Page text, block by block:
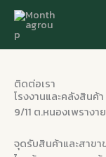
Skip
content
ติดต่อเรา
โรงงานและคลังสินค้
9/11 ต.หนองเพรางา
จุดรับสินค้าและสาขา